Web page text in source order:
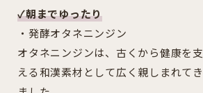
✓朝までゆったり
・発酵オタネニンジン
オタネニンジンは、古くから健康を支
える和漢素材として広く親しまれてき